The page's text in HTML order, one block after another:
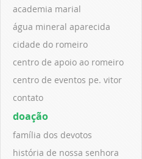
academia marial
água mineral aparecida
cidade do romeiro
centro de apoio ao romeiro
centro de eventos pe. vitor
contato
doação
família dos devotos
história de nossa senhora